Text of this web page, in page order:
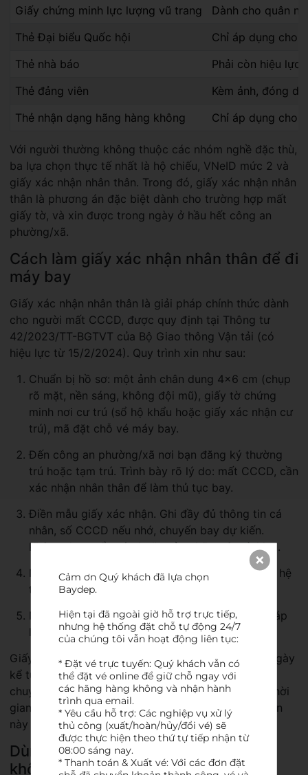
Giấy chứng minh lực lượng vũ trang
Dành cho quân
Thẻ Đại biểu Quốc hội
Chỉ áp dụng cho
Thẻ nhà báo
Phải còn hiệu lực
Thẻ đảng viên
Kèm ảnh, đóng
Thẻ nhận dạng hãng hàng không
Chỉ áp dụng cho
Với người thường không thuộc các nhóm nghề đặc thù,
ba lựa chọn thực tế nhất là hộ chiếu, VNeID mức 2 và
giấy xác nhận nhân thân. Trong đó, giấy xác nhận nhân
thân là phương án đặc biệt dành cho trường hợp mất
giấy tờ, và xin được trong ngày ở hầu hết công an
phường/xã.
Cách làm giấy xác nhận nhân thân để đi
máy bay
Giấy xác nhận nhân thân là giải pháp chính thức dành
cho người mất CCCD, được quy định tại Thông tư
42/2023/TT-BGTVT của Bộ Giao thông Vận tải (có
hiệu lực từ 15/2/2024). Quy trình xin như sau:
Chuẩn bị hồ sơ: một ảnh chân dung 4x6 cm (chụp
rõ mặt, nền sáng, không đội mũ), giấy tờ chứng
minh nơi cư trú (sổ hộ khẩu hoặc giấy xác nhận cư
trú), mã đặt chỗ vé máy bay.
Đến công an phường/xã nơi bạn đăng ký thường
trú hoặc tạm trú. Trình bày rõ lý do: mất CCCD, cần
xác nhận nhân thân để làm thủ tục bay.
Điền mẫu giấy xác nhận. Ghi đầy đủ thông tin cá
nhân, số CCCD nếu nhớ, chuyến bay dự kiến.
Không được tẩy xóa hoặc sửa chữa trên tờ khai.
Nộp hồ sơ và chờ cán bộ tra cứu thông tin trên hệ
thống cơ sở dữ liệu quốc gia về dân cư.
Nhận giấy xác nhận có dán ảnh và đóng dấu giáp
lai. Kiểm tra kỹ thông tin trước khi rời đi.
Giấy xác nhận nhân thân chỉ có hiệu lực trong 30 ngày
kể từ ngày cấp. Nên làm trước ít nhất 1 ngày so với
chuyến bay để tránh rủi ro nếu công an cần thêm thời
gian tra cứu. Khi ra sân bay, xuất trình giấy xác nhận
này cùng mã đặt chỗ vé máy bay khi check in.
Dùng VNeID thay CCCD có được
không?
Cảm ơn Quý khách đã lựa chọn
Baydep.
Hiện tại đã ngoài giờ hỗ trợ trực tiếp,
nhưng hệ thống đặt chỗ tự động 24/7
của chúng tôi vẫn hoạt động liên tục:
* Đặt vé trực tuyến: Quý khách vẫn có
thể đặt vé online để giữ chỗ ngay với
các hãng hàng không và nhận hành
trình qua email.
* Yêu cầu hỗ trợ: Các nghiệp vụ xử lý
thủ công (xuất/hoàn/hủy/đổi vé) sẽ
được thực hiện theo thứ tự tiếp nhận từ
08:00 sáng nay.
* Thanh toán & Xuất vé: Với các đơn đặt